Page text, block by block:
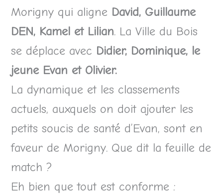
Morigny qui aligne David, Guillaume
DEN, Kamel et Lilian. La Ville du Bois
se déplace avec Didier, Dominique, le
jeune Evan et Olivier.
La dynamique et les classements
actuels, auxquels on doit ajouter les
petits soucis de santé d’Evan, sont en
faveur de Morigny. Que dit la feuille de
match ?
Eh bien que tout est conforme :